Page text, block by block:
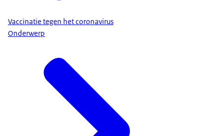
Vaccinatie tegen het coronavirus
Onderwerp